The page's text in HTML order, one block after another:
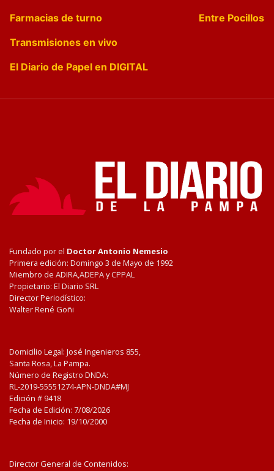
Farmacias de turno
Entre Pocillos
Transmisiones en vivo
El Diario de Papel en DIGITAL
Fundado por el Doctor Antonio Nemesio
Primera edición: Domingo 3 de Mayo de 1992
Miembro de ADIRA,ADEPA y CPPAL
Propietario: El Diario SRL
Director Periodístico:
Walter René Goñi
Domicilio Legal: José Ingenieros 855,
Santa Rosa, La Pampa.
Número de Registro DNDA:
RL-2019-55551274-APN-DNDA#MJ
Edición # 9418
Fecha de Edición: 7/08/2026
Fecha de Inicio: 19/10/2000
Director General de Contenidos: